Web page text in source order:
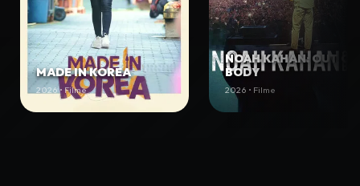
MADE IN KOREA
2026 • Filme
NOAH KAHAN: OUT OF
BODY
2026 • Filme